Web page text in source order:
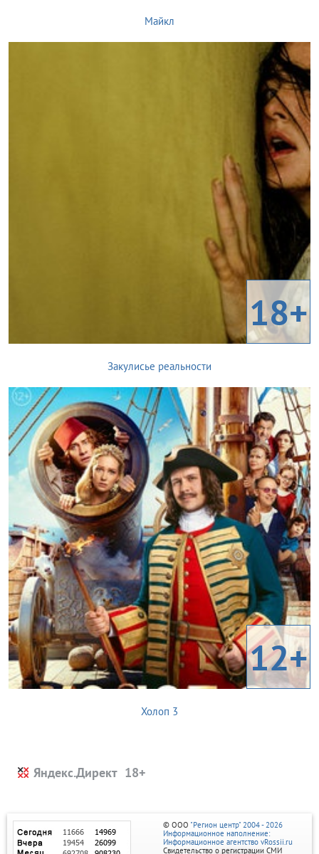
Майкл
18+
Закулисье реальности
12+
Холоп 3
Яндекс.Директ
© ООО "Регион центр" 2004 - 2026
Информационное наполнение:
Информационное агентство vRossii.ru
Свидетельство о регистрации СМИ